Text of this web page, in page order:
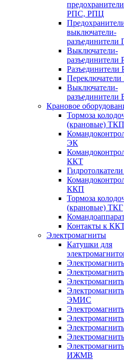
РПС, РПЦ
выключатели-
разъединители
Выключатели-
разъединители
Разъединители
Выключатели-
разъединители
Крановое
Тормоза
(крановые)
ЭК
ККТ
ККП
Тормоза
(крановые) ТКГ
Контакты к
Электромагниты
Катушки для
ЭМИС
ИЖМВ